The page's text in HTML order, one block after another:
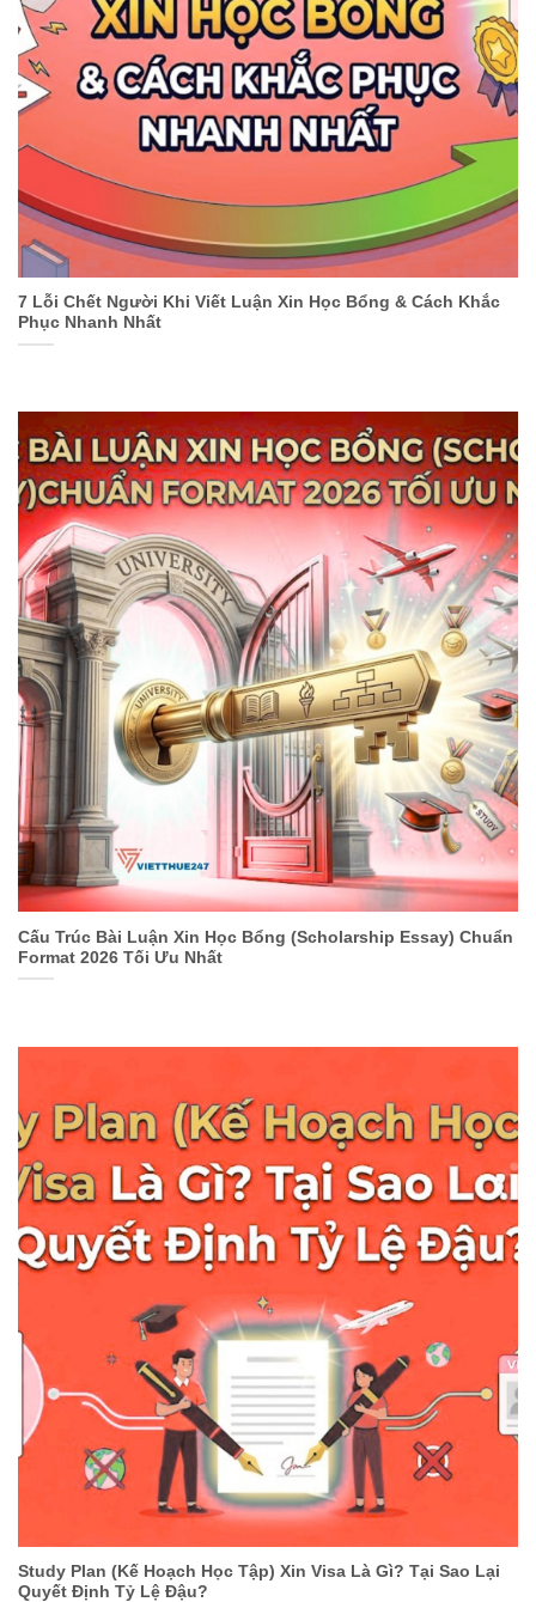
7 Lỗi Chết Người Khi Viết Luận Xin Học Bổng & Cách Khắc
Phục Nhanh Nhất
Cấu Trúc Bài Luận Xin Học Bổng (Scholarship Essay) Chuẩn
Format 2026 Tối Ưu Nhất
Study Plan (Kế Hoạch Học Tập) Xin Visa Là Gì? Tại Sao Lại
Quyết Định Tỷ Lệ Đậu?